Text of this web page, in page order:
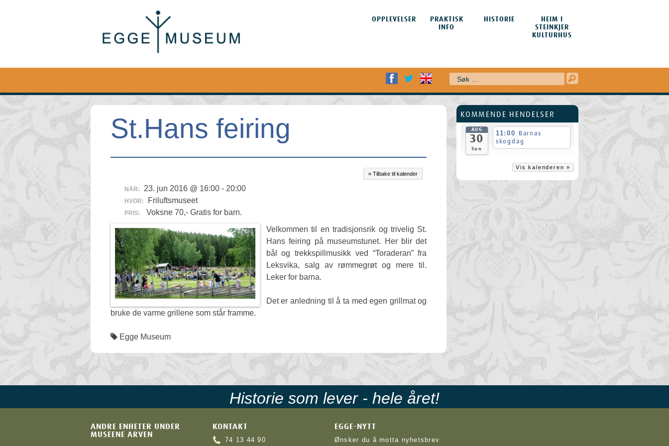
Meny
INNHOLDET
OPPLEVELSER
PRAKTISK
INFO
HISTORIE
HEIM I
STEINKJER
KULTURHUS
Søk
St.Hans feiring
« Tilbake til kalender
NÅR: 23. jun 2016 @ 16:00 - 20:00
HVOR: Friluftsmuseet
PRIS:
Voksne 70,- Gratis for barn.
Velkommen til en tradisjonsrik og trivelig St.
Hans feiring på museumstunet. Her blir det
bål og trekkspillmusikk ved “Toraderan” fra
Leksvika, salg av rømmegrøt og mere til.
Leker for barna.
Det er anledning til å ta med egen grillmat og
bruke de varme grillene som står framme.
Egge Museum
KOMMENDE HENDELSER
AUG
30
Sun
11:00
Barnas
skogdag
Vis kalenderen »
Historie som lever - hele året!
ANDRE ENHETER UNDER
MUSEENE ARVEN
KONTAKT
74 13 44 90
EGGE-NYTT
Ønsker du å motta nyhetsbrev